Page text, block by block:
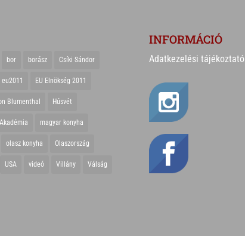
bor borász Csíki Sándor
eu2011 EU Elnökség 2011
Blumenthal Húsvét
magyar konyha
olasz konyha Olaszország
USA videó Villány Válság
INFORMÁCIÓ
Adatkezelési tájékoztató